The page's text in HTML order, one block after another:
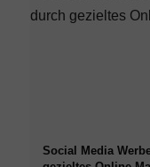
Social Media